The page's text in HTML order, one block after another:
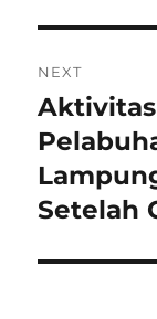
NEXT
Next
post:
Setelah